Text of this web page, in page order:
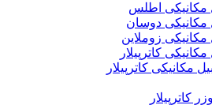
مکانیکی اطلس
مکانیکی دوسان
مکانیکی زوملاین
کاترپیلار
مکانیکی کاترپیلار
کاترپیلار